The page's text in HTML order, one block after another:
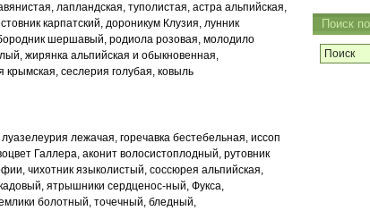
лапландская, туполистая, астра альпийская,
карпатский,дороникум Клузия, лунник
шершавый, родиола розовая,молодило
жирянка альпийская и обыкновенная,
крымская, сеслерия голубая, ковыль
луазелеурия лежачая, горечавка бестебельная, иссоп
Галлера, аконит волосистоплодный, рутовник
чихотникязыколистый, соссюрея альпийская,
ятрышники сердценос-ный, Фукса,
болотный, точечный, бледный,
Поиск